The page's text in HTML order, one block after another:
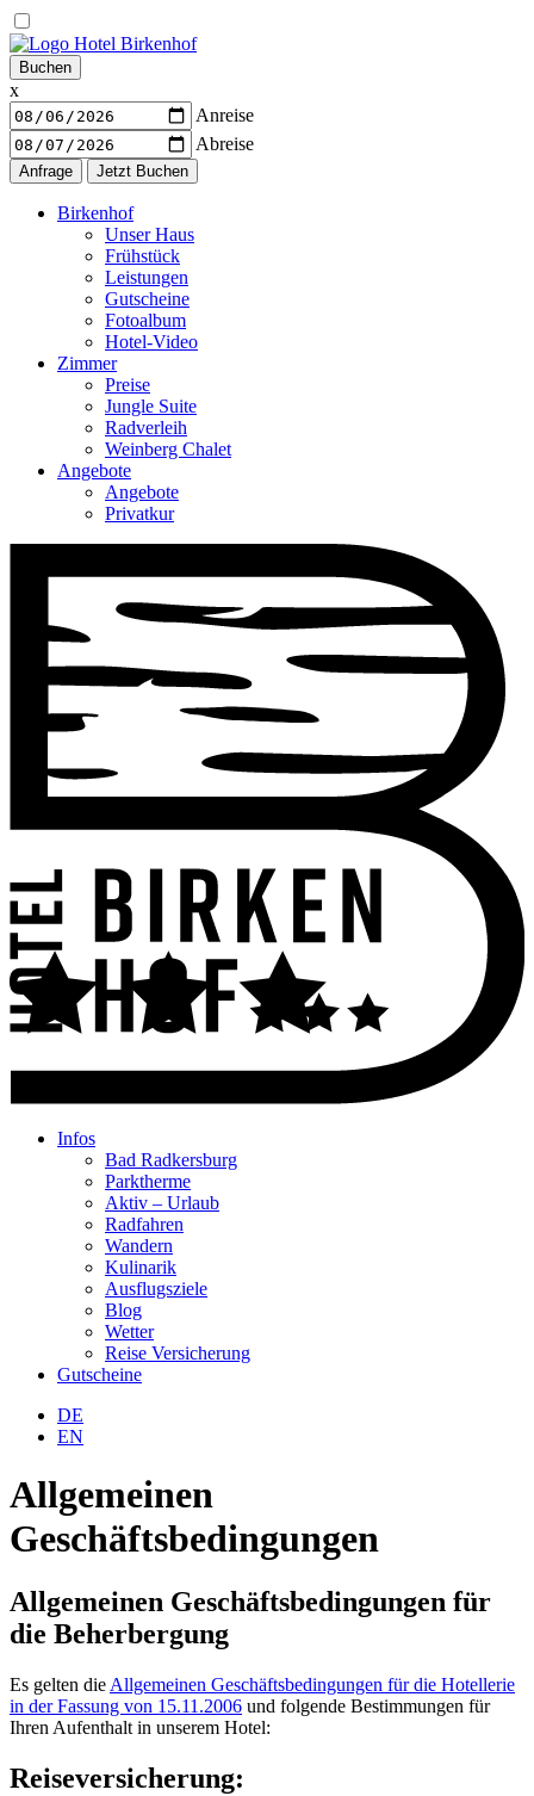
Warenkorb
Buchen
x
Anreise
Abreise
Birkenhof
Unser Haus
Frühstück
Leistungen
Gutscheine
Fotoalbum
Hotel-Video
Zimmer
Preise
Jungle Suite
Radverleih
Weinberg Chalet
Angebote
Angebote
Privatkur
Infos
Bad Radkersburg
Parktherme
Aktiv – Urlaub
Radfahren
Wandern
Kulinarik
Ausflugsziele
Blog
Wetter
Reise Versicherung
Gutscheine
Warenkorb
DE
EN
Allgemeinen
Geschäftsbedingungen
Allgemeinen Geschäftsbedingungen für
die Beherbergung
Es gelten die Allgemeinen Geschäftsbedingungen für die Hotellerie
in der Fassung von 15.11.2006 und folgende Bestimmungen für
Ihren Aufenthalt in unserem Hotel:
Reiseversicherung: